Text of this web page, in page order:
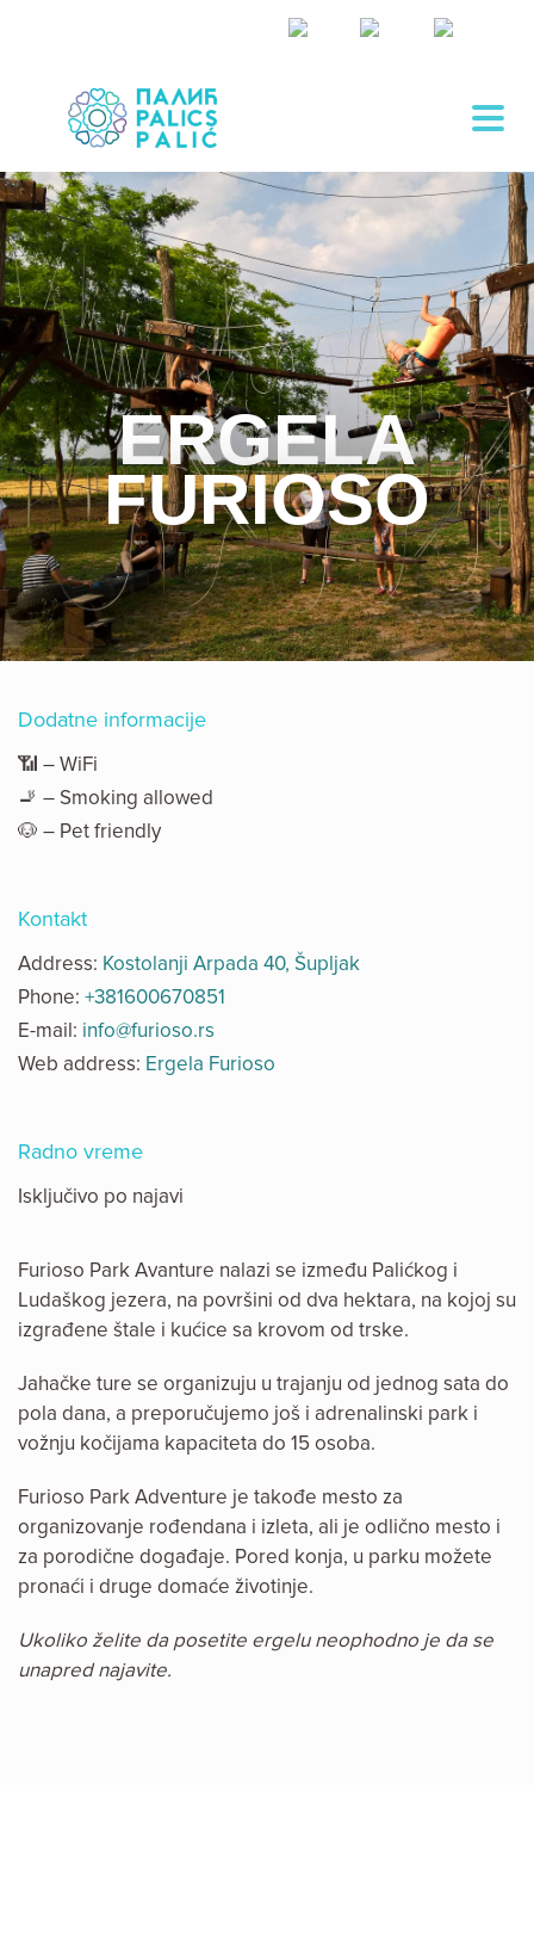
ERGELA
FURIOSO
Dodatne informacije
📶 – WiFi
🚬 – Smoking allowed
🐶 – Pet friendly
Kontakt
Address: Kostolanji Arpada 40, Šupljak
Phone: +381600670851
E-mail: info@furioso.rs
Web address: Ergela Furioso
Radno vreme
Isključivo po najavi
Furioso Park Avanture nalazi se između Palićkog i
Ludaškog jezera, na površini od dva hektara, na kojoj su
izgrađene štale i kućice sa krovom od trske.
Jahačke ture se organizuju u trajanju od jednog sata do
pola dana, a preporučujemo još i adrenalinski park i
vožnju kočijama kapaciteta do 15 osoba.
Furioso Park Adventure je takođe mesto za
organizovanje rođendana i izleta, ali je odlično mesto i
za porodične događaje. Pored konja, u parku možete
pronaći i druge domaće životinje.
Ukoliko želite da posetite ergelu neophodno je da se
unapred najavite.